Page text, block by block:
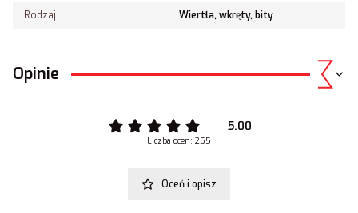
Rodzaj Wiertła, wkręty, bity
Opinie
5.00
Liczba ocen: 255
Oceń i opisz